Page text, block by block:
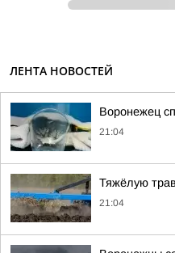
ЛЕНТА НОВОСТЕЙ
Воронежец
21:04
Тяжёлую
21:04